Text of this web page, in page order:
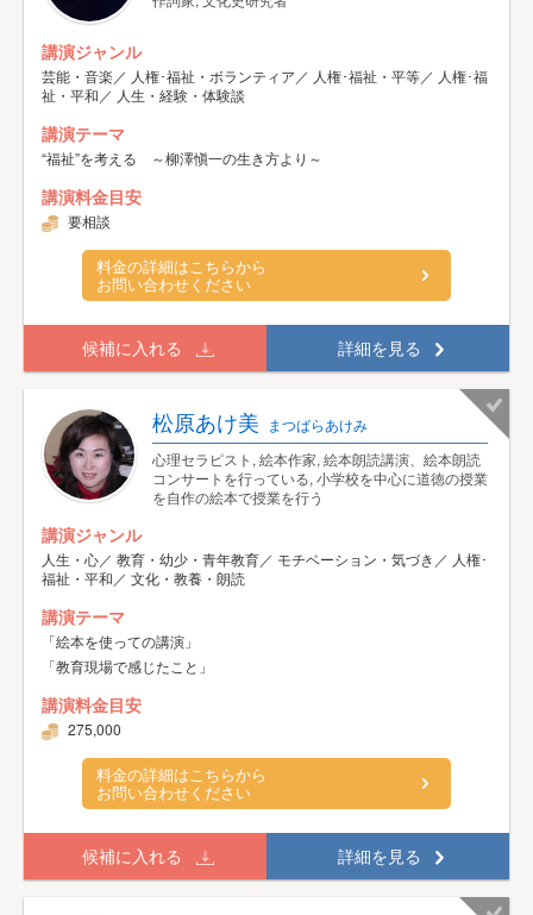
講演ジャンル
芸能・音楽／ 人権･福祉・ボランティア／ 人権･福祉・平等／ 人権･福
祉・平和／ 人生・経験・体験談
講演テーマ
“福祉”を考える ～柳澤愼一の生き方より～
講演料金目安
要相談
料金の詳細はこちらから
お問い合わせください
候補に入れる 詳細を見る
松原あけ美 まつばらあけみ
心理セラピスト, 絵本作家, 絵本朗読講演、絵本朗読
コンサートを行っている, 小学校を中心に道徳の授業
を自作の絵本で授業を行う
講演ジャンル
人生・心／ 教育・幼少・青年教育／ モチベーション・気づき／ 人権･
福祉・平和／ 文化・教養・朗読
講演テーマ
「絵本を使っての講演」
「教育現場で感じたこと」
講演料金目安
275,000
料金の詳細はこちらから
お問い合わせください
候補に入れる 詳細を見る